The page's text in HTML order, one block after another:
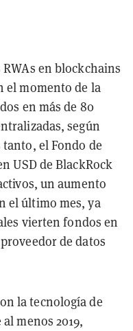
en blockchains
el momento de la
en más de 80
según
el Fondo de
USD de BlackRock
un aumento
el último mes, ya
vierten fondos en
de datos
la tecnología de
menos 2019,